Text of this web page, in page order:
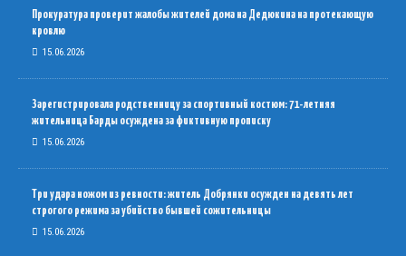
Прокуратура проверит жалобы жителей дома на Дедюкина на протекающую
кровлю
15.06.2026
Зарегистрировала родственницу за спортивный костюм: 71-летняя
жительница Барды осуждена за фиктивную прописку
15.06.2026
Три удара ножом из ревности: житель Добрянки осужден на девять лет
строгого режима за убийство бывшей сожительницы
15.06.2026